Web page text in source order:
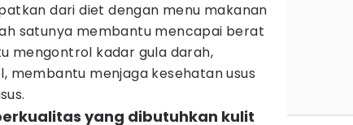
dari diet dengan menu makanan
satunya membantu mencapai berat
mengontrol kadar gula darah,
membantu menjaga kesehatan usus
yang dibutuhkan kulit